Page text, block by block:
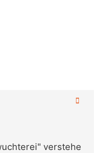
verstehe